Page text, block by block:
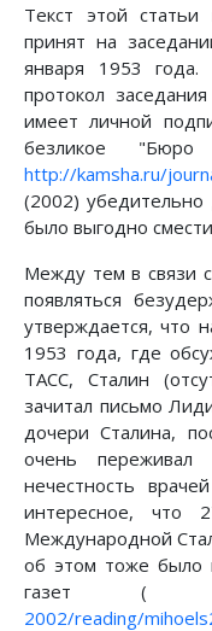
Текст этой
принят на
января 1953 года.
протокол
имеет личной
безликое
http://kamsha.ru/
(2002)
было выгодно
Между тем в связи
появляться
утверждается, что
1953 года, где
ТАСС, Сталин
зачитал письмо
дочери Сталина,
очень
нечестность
интересное, что
Международной
об этом тоже было
газет (
2002/reading/